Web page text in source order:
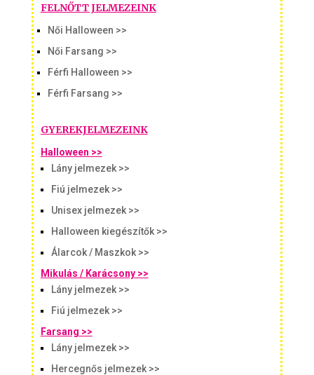
FELNŐTT JELMEZEINK
Női Halloween >>
Női Farsang >>
Férfi Halloween >>
Férfi Farsang >>
GYEREKJELMEZEINK
Halloween >>
Lány jelmezek >>
Fiú jelmezek >>
Unisex jelmezek >>
Halloween kiegészítők >>
Álarcok / Maszkok >>
Mikulás / Karácsony >>
Lány jelmezek >>
Fiú jelmezek >>
Farsang >>
Lány jelmezek >>
Hercegnős jelmezek >>